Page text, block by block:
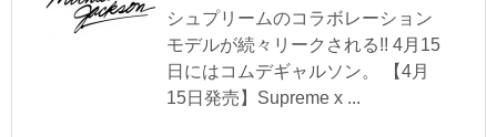
シュプリームのコラボレーション
モデルが続々リークされる!! 4月15
日にはコムデギャルソン。 【4月
15日発売】Supreme x ...